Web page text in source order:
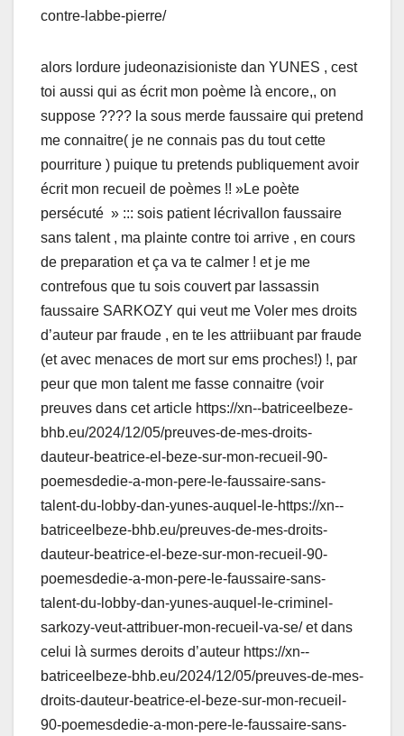
contre-labbe-pierre/
alors lordure judeonazisioniste dan YUNES , cest
toi aussi qui as écrit mon poème là encore,, on
suppose ???? la sous merde faussaire qui pretend
me connaitre( je ne connais pas du tout cette
pourriture ) puique tu pretends publiquement avoir
écrit mon recueil de poèmes !! »Le poète
persécuté » ::: sois patient lécrivallon faussaire
sans talent , ma plainte contre toi arrive , en cours
de preparation et ça va te calmer ! et je me
contrefous que tu sois couvert par lassassin
faussaire SARKOZY qui veut me Voler mes droits
d’auteur par fraude , en te les attriibuant par fraude
(et avec menaces de mort sur ems proches!) !, par
peur que mon talent me fasse connaitre (voir
preuves dans cet article https://xn--batriceelbeze-
bhb.eu/2024/12/05/preuves-de-mes-droits-
dauteur-beatrice-el-beze-sur-mon-recueil-90-
poemesdedie-a-mon-pere-le-faussaire-sans-
talent-du-lobby-dan-yunes-auquel-le-https://xn--
batriceelbeze-bhb.eu/preuves-de-mes-droits-
dauteur-beatrice-el-beze-sur-mon-recueil-90-
poemesdedie-a-mon-pere-le-faussaire-sans-
talent-du-lobby-dan-yunes-auquel-le-criminel-
sarkozy-veut-attribuer-mon-recueil-va-se/ et dans
celui là surmes deroits d’auteur https://xn--
batriceelbeze-bhb.eu/2024/12/05/preuves-de-mes-
droits-dauteur-beatrice-el-beze-sur-mon-recueil-
90-poemesdedie-a-mon-pere-le-faussaire-sans-